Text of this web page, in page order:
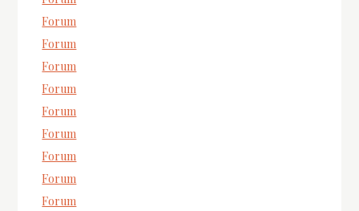
Forum
Forum
Forum
Forum
Forum
Forum
Forum
Forum
Forum